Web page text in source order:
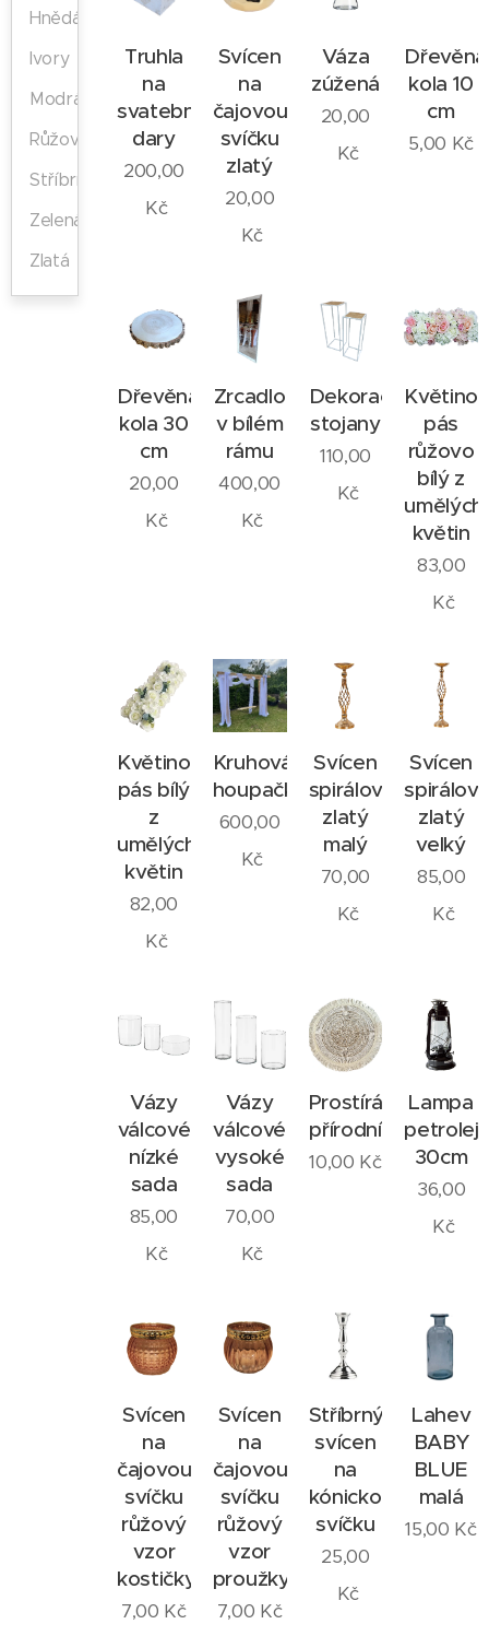
Hnědá
Ivory
Modrá
Růžová
Stříbrná
Zelená
Zlatá
Truhla
na
svatební
dary
200,00
Kč
Svícen
na
čajovou
svíčku
zlatý
20,00
Kč
Váza
zúžená
20,00
Kč
Dřevěná
kola 10
cm
5,00 Kč
Dřevěná
kola 30
cm
20,00
Kč
Zrcadlo
v bílém
rámu
400,00
Kč
Dekorační
stojany
110,00
Kč
pás
růžovo
bílý z
umělých
květin
83,00
Kč
Květinový
pás bílý
z
umělých
květin
82,00
Kč
Kruhová
houpačka
600,00
Kč
Svícen
spirálový
zlatý
malý
70,00
Kč
Svícen
zlatý
velký
85,00
Kč
Vázy
válcové
nízké
sada
85,00
Kč
Vázy
válcové
vysoké
sada
70,00
Kč
Prostírání
přírodní
10,00 Kč
Lampa
30cm
36,00
Kč
Svícen
na
čajovou
svíčku
růžový
vzor
kostičky
7,00 Kč
Svícen
na
čajovou
svíčku
růžový
vzor
proužky
7,00 Kč
Stříbrný
svícen
na
kónickou
svíčku
25,00
Kč
Lahev
BABY
BLUE
malá
15,00 Kč